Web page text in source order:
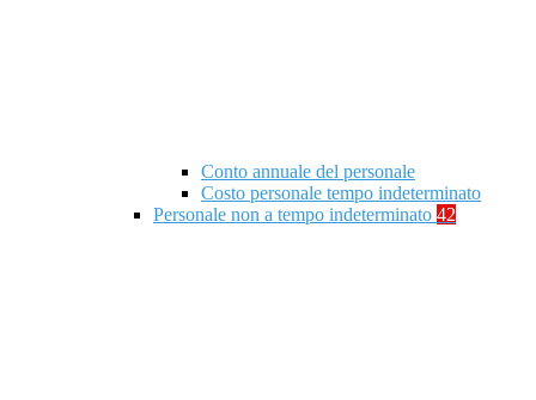
Conto annuale del personale
Costo personale tempo indeterminato
Personale non a tempo indeterminato 42